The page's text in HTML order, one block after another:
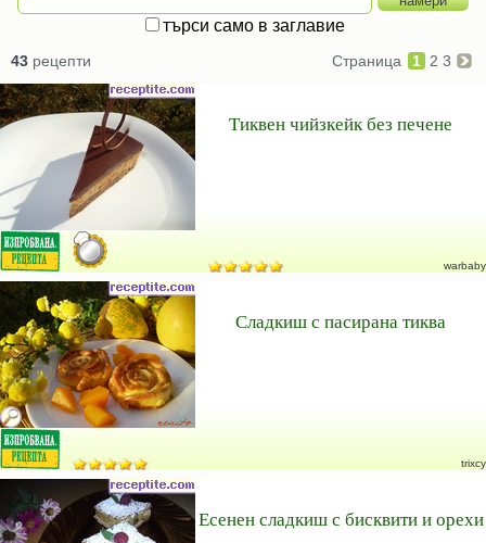
търси само в заглавие
43 рецепти Страница 1 2 3
Тиквен чийзкейк без печене
warbaby
Сладкиш с пасирана тиква
trixcy
Есенен сладкиш с бисквити и орехи